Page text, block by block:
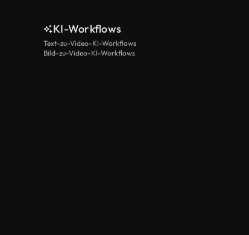
KI-Workflows
Text-zu-Video-KI-Workflows
Bild-zu-Video-KI-Workflows